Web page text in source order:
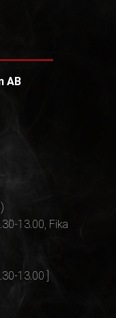
AB
13.00, Fika
13.00 ]